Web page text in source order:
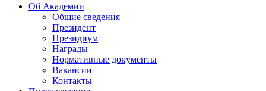
Об Академии
Общие сведения
Президент
Президиум
Награды
Нормативные документы
Вакансии
Контакты